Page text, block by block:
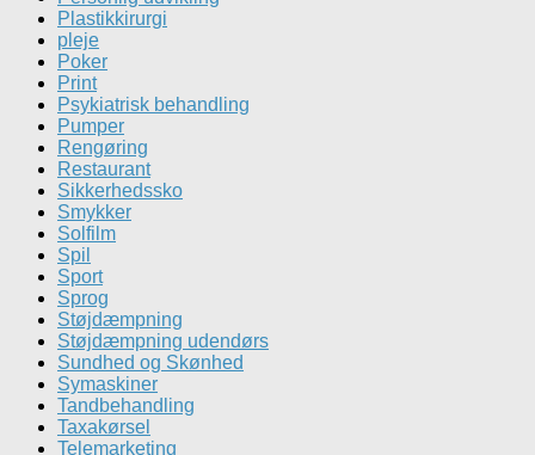
Plastikkirurgi
pleje
Poker
Print
Psykiatrisk behandling
Pumper
Rengøring
Restaurant
Sikkerhedssko
Smykker
Solfilm
Spil
Sport
Sprog
Støjdæmpning
Støjdæmpning udendørs
Sundhed og Skønhed
Symaskiner
Tandbehandling
Taxakørsel
Telemarketing